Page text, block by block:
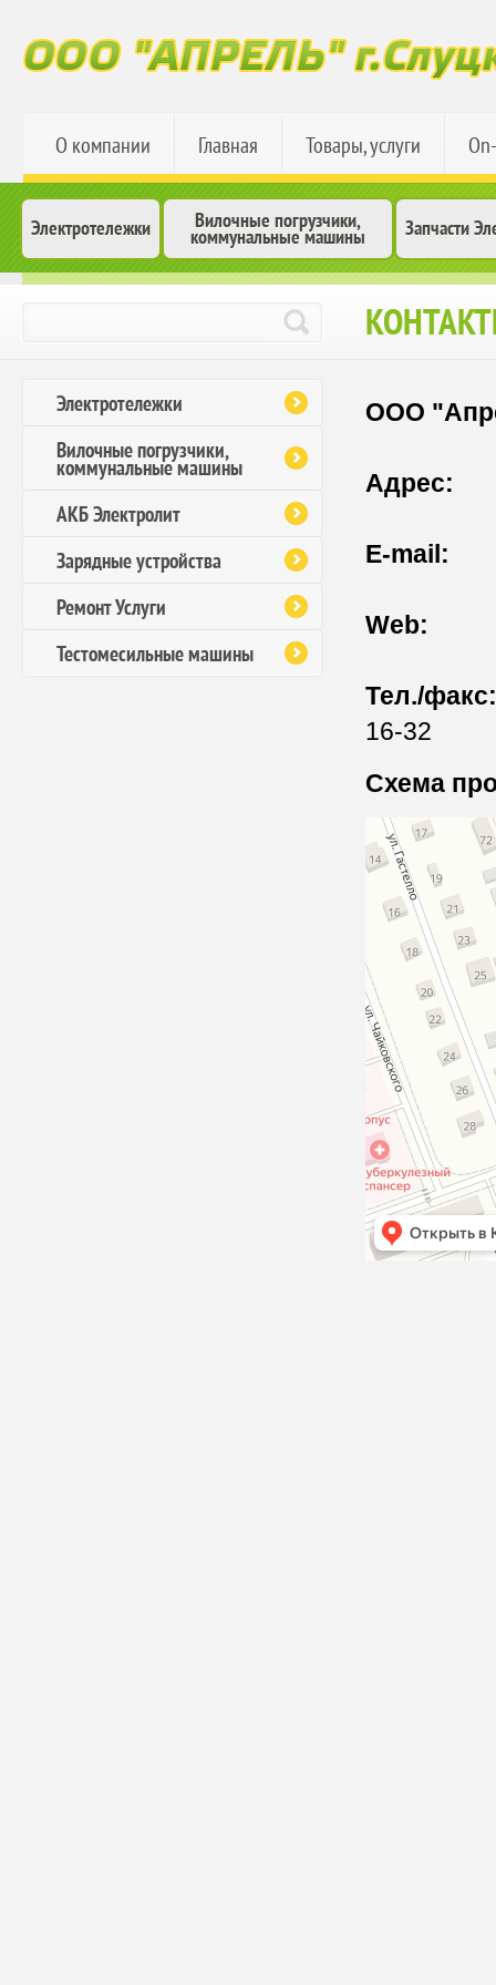
О компании Главная Товары, услуги
Электротележки Вилочные погрузчики,
коммунальные машины Запчасти
ООО
Адрес:
E-mail:
Web:
Тел./факс:
16-32
Схема
Электротележки
Вилочные погрузчики,
коммунальные машины
АКБ Электролит
Зарядные устройства
Ремонт Услуги
Тестомесильные машины